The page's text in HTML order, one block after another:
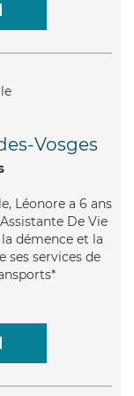
Vosges
Léonore a 6 ans
De Vie
démence et la
ses services de